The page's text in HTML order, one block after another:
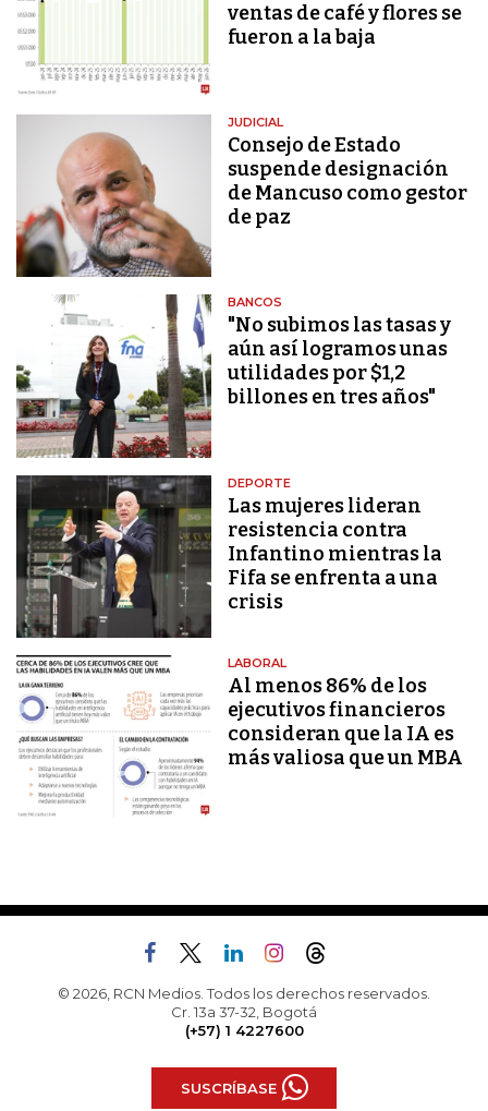
ventas de café y flores se
fueron a la baja
JUDICIAL
Consejo de Estado
suspende designación
de Mancuso como gestor
de paz
BANCOS
"No subimos las tasas y
aún así logramos unas
utilidades por $1,2
billones en tres años"
DEPORTE
Las mujeres lideran
resistencia contra
Infantino mientras la
Fifa se enfrenta a una
crisis
LABORAL
Al menos 86% de los
ejecutivos financieros
consideran que la IA es
más valiosa que un MBA
© 2026, RCN Medios. Todos los derechos reservados.
Cr. 13a 37-32, Bogotá
(+57) 1 4227600
SUSCRÍBASE